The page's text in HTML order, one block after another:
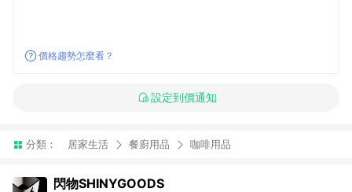
價格趨勢怎麼看？
設定到價通知
分類： 居家生活 餐廚用品 咖啡用品
閃物SHINYGOODS